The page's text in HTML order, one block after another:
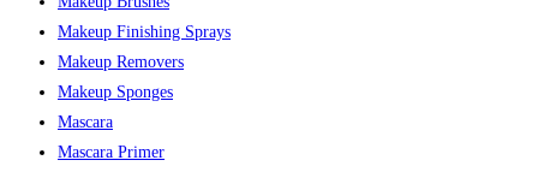
Makeup Finishing Sprays
Makeup Removers
Makeup Sponges
Mascara
Mascara Primer